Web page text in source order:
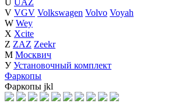
U UAZ
V VGV Volkswagen Volvo Voyah
W Wey
X Xcite
Z ZAZ Zeekr
М Москвич
У Установочный комплект
Фаркопы
Фаркопы jkl